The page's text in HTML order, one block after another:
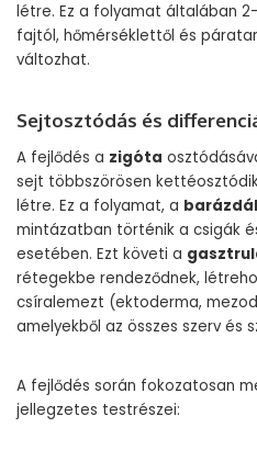
létre. Ez a folyamat általában
fajtól, hőmérséklettől és
változhat.
Sejtosztódás és
A fejlődés a zigóta
sejt többszörösen
létre. Ez a folyamat, a
mintázatban történik a csigák
esetében. Ezt követi a
rétegekbe rendeződnek,
csíralemezt (ektoderma,
amelyekből az összes szerv és
A fejlődés során fokozatosan
jellegzetes testrészei: